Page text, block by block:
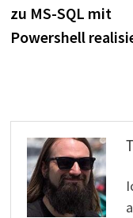
zu MS-SQL mit
Powershell